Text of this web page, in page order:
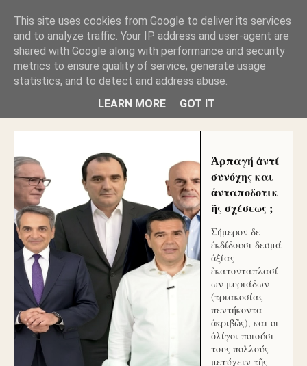
ΑΥΤΟΧΘΟΝΕΣ ΜΟΥ ΕΚΛΕΙΣΑΝ ΤΑ ΣΟΣΙΑΛ ΚΑΙ
ΦΙΜΩΣΑΝ ΤΟ SITE. ΟΙ ΧΙΛΙΑΔΕΣ ΜΙΚΡΟΕΠΕΝΔΥΤΕΣ
ΕΠΕΝΔΥΣΑΤΕ ΓΙΑ ΛΕΗΛΑΣΙΑ ΚΑΙ ΕΓΚΛΗΜΑ ?
ΓΛΥΦΑΔΑ WEB |ΟΙ ΜΕΓΑΛΟΙ ΚΛΕΠΤΑΙ ΑΠΟ ΤΟ
ΜΙΚΡΟΝ ΑΠΑΓΟΥΣΙ
Ἁρπαγή ἀντί
συνόχης και
ἀνταποδοτικ
ῆς σχέσεως ;
Σήμερον δε
ἐκδίδουσι δεσμά
ἀξίας
ἑκατονταπλασί
ων μυριάδων
(τριακοσίας
πεντήκοντα
ἀκριβῶς), και οι
ὀλίγοι ποιούσι
τους πολλούς
μετύχειν τῆς
This site uses cookies from Google to deliver its services
and to analyze traffic. Your IP address and user-agent are
shared with Google along with performance and security
metrics to ensure quality of service, generate usage
statistics, and to detect and address abuse.
LEARN MORE
GOT IT